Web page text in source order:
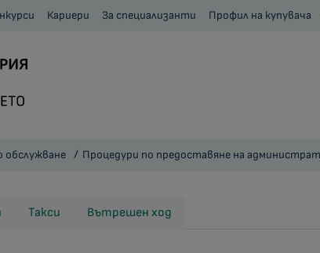
Кариери За специализанти Профил на купувача
Процедури по предоставяне на
Такси Вътрешен ход